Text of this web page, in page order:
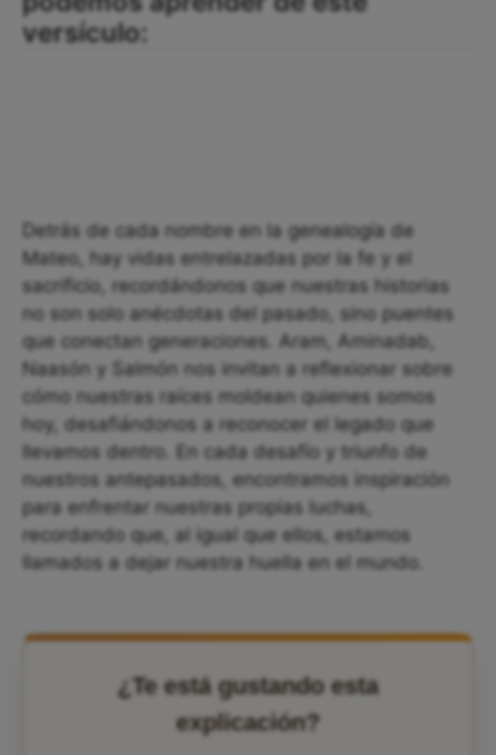
versículo:
Detrás de cada nombre en la genealogía de
Mateo, hay vidas entrelazadas por la fe y el
sacrificio, recordándonos que nuestras historias
no son solo anécdotas del pasado, sino puentes
que conectan generaciones. Aram, Aminadab,
Naasón y Salmón nos invitan a reflexionar sobre
cómo nuestras raíces moldean quienes somos
hoy, desafiándonos a reconocer el legado que
llevamos dentro. En cada desafío y triunfo de
nuestros antepasados, encontramos inspiración
para enfrentar nuestras propias luchas,
recordando que, al igual que ellos, estamos
llamados a dejar nuestra huella en el mundo.
¿Te está gustando esta
explicación?